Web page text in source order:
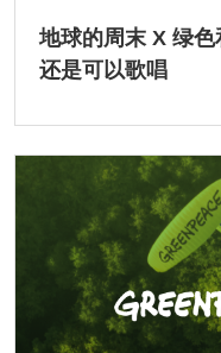
地球的周末 X 绿
还是可以歌唱